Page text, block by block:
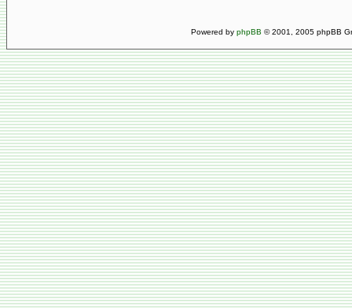
Powered by phpBB © 2001, 2005 phpBB